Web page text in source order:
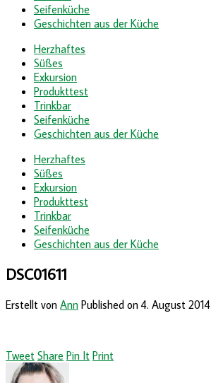
Seifenküche
Geschichten aus der Küche
Herzhaftes
Süßes
Exkursion
Produkttest
Trinkbar
Seifenküche
Geschichten aus der Küche
Herzhaftes
Süßes
Exkursion
Produkttest
Trinkbar
Seifenküche
Geschichten aus der Küche
DSC01611
Erstellt von Ann Published on4. August 2014
Tweet Share Pin It Print